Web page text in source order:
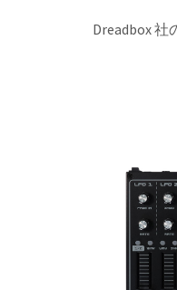
Dreadbox 社